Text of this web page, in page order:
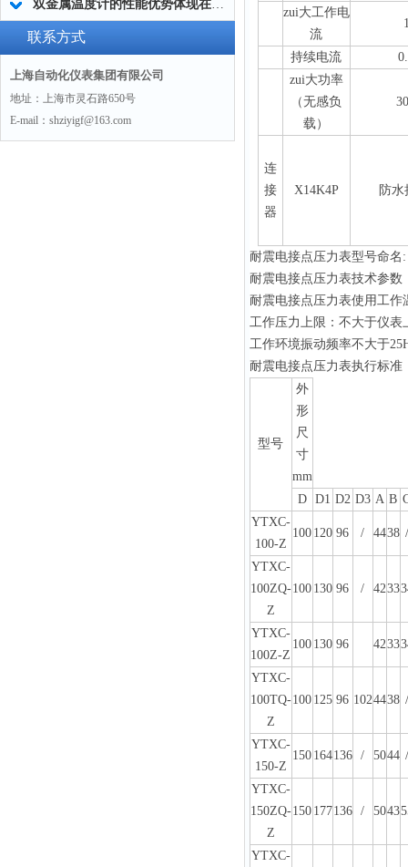
双金属温度计的性能优势体现在哪里呢？
联系方式
上海自动化仪表集团有限公司
地址：上海市灵石路650号
E-mail：shziyigf@163.com
zui大工作电
流
持续电流
zui大功率
（无感负
载）
连
接
器
X14K4P 防
耐震电接点压力表型号命
耐震电接点压力表技术参数
耐震电接点压力表使用工
工作压力上限：不大于仪表
工作环境振动频率不大于
耐震电接点压力表执行标准
型号
外
形
尺
寸
mm
D D1 D2 D3 A B
YTXC-
100-Z
100 120 96 / 4438 /
YTXC-
100ZQ-
Z
100 130 96 / 4233
YTXC-
100Z-Z
100 130 96 4233
YTXC-
100TQ-
Z
100 125 96 1024438 /
YTXC-
150-Z
150 164136 / 5044 /
YTXC-
150ZQ-
Z
150 177136 / 5043
YTXC-